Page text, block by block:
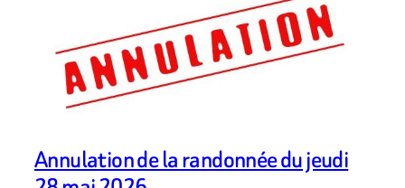
Annulation de la randonnée du jeudi